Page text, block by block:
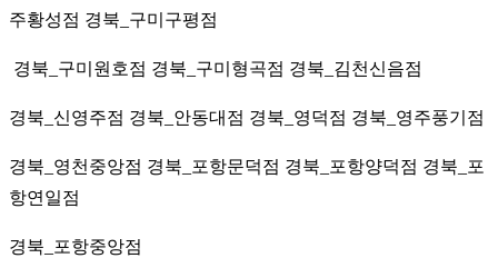
주황성점 경북_구미구평점
경북_구미원호점 경북_구미형곡점 경북_김천신음점
경북_신영주점 경북_안동대점 경북_영덕점 경북_영주풍기점
경북_영천중앙점 경북_포항문덕점 경북_포항양덕점 경북_포
항연일점
경북_포항중앙점